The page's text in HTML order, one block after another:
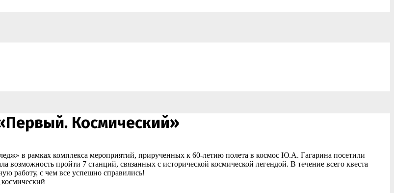
Космический»
в рамках комплекса мероприятий, прирученных к 60-летию полета в космос Ю.А. Гагарина посетили
пройти 7 станций, связанных с исторической космической легендой. В течение всего квеста
работу, с чем все успешно справились!